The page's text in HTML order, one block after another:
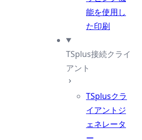
能を使用し
た印刷
TSplus接続クライ
アント
TSplusクラ
イアントジ
ェネレータ